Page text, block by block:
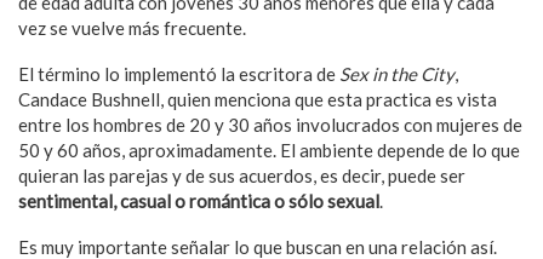
vez se vuelve más frecuente.
El término lo implementó la escritora de Sex in the City,
Candace Bushnell, quien menciona que esta practica es vista
entre los hombres de 20 y 30 años involucrados con mujeres de
50 y 60 años, aproximadamente. El ambiente depende de lo que
quieran las parejas y de sus acuerdos, es decir, puede ser
sentimental, casual o romántica o sólo sexual.
Es muy importante señalar lo que buscan en una relación así.